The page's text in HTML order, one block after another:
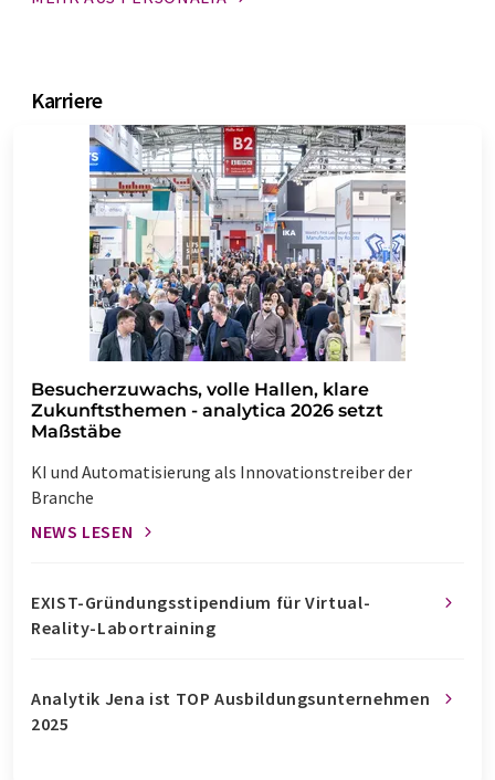
Karriere
Besucherzuwachs, volle Hallen, klare
Zukunftsthemen - analytica 2026 setzt
Maßstäbe
KI und Automatisierung als Innovationstreiber der
Branche
NEWS LESEN
EXIST-Gründungsstipendium für Virtual-
Reality-Labortraining
Analytik Jena ist TOP Ausbildungsunternehmen
2025